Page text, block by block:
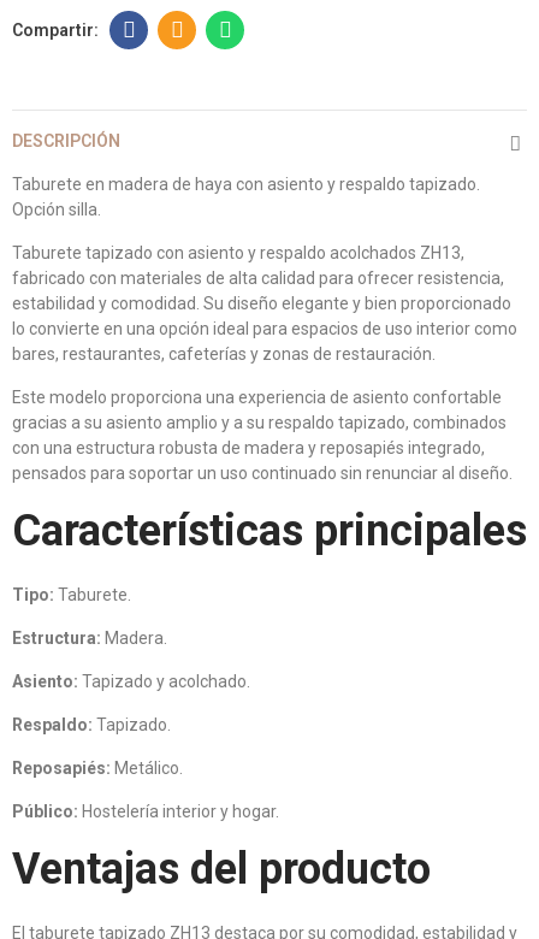
DESCRIPCIÓN
Taburete en madera de haya con asiento y respaldo tapizado.
Opción silla.
Taburete tapizado con asiento y respaldo acolchados ZH13,
fabricado con materiales de alta calidad para ofrecer resistencia,
estabilidad y comodidad. Su diseño elegante y bien proporcionado
lo convierte en una opción ideal para espacios de uso interior como
bares, restaurantes, cafeterías y zonas de restauración.
Este modelo proporciona una experiencia de asiento confortable
gracias a su asiento amplio y a su respaldo tapizado, combinados
con una estructura robusta de madera y reposapiés integrado,
pensados para soportar un uso continuado sin renunciar al diseño.
Características principales
Tipo: Taburete.
Estructura: Madera.
Asiento: Tapizado y acolchado.
Respaldo: Tapizado.
Reposapiés: Metálico.
Público: Hostelería interior y hogar.
Ventajas del producto
El taburete tapizado ZH13 destaca por su comodidad, estabilidad y